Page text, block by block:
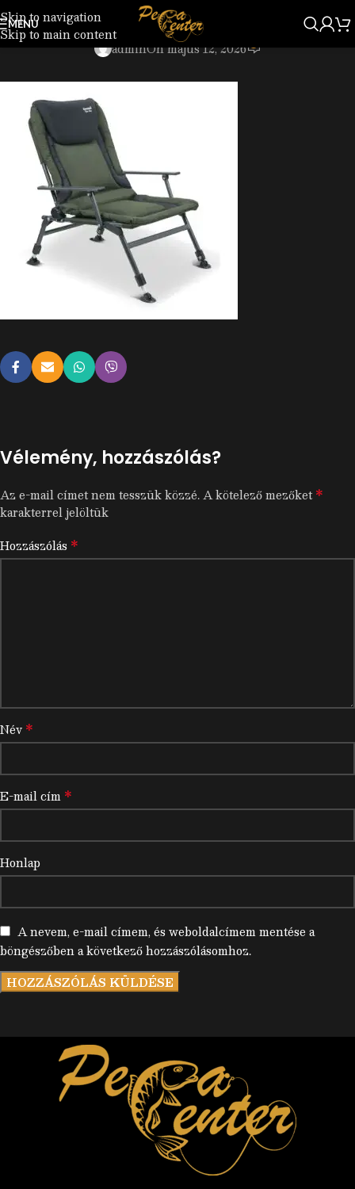
Skip to navigation
Skip to main content
MENU 7154527.jpg
adminOn május 12, 2026
Vélemény, hozzászólás?
Az e-mail címet nem tesszük közzé.A kötelező mezőket*
karakterrel jelöltük
Hozzászólás *
Név *
E-mail cím *
Honlap
A nevem, e-mail címem, és weboldalcímem mentése a
böngészőben a következő hozzászólásomhoz.